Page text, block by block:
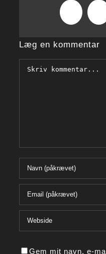
Pinterest
Læg en kommentar
Comment
Gem mit navn, e-